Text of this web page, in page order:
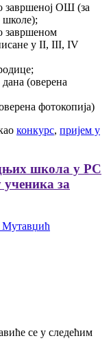
завршеној ОШ (за
школе);
завршеном
у II, III, IV
(оверена
фотокопија)
конкурс, пријем у
школа у РС
ученика за
Мутавџић
се у следећим